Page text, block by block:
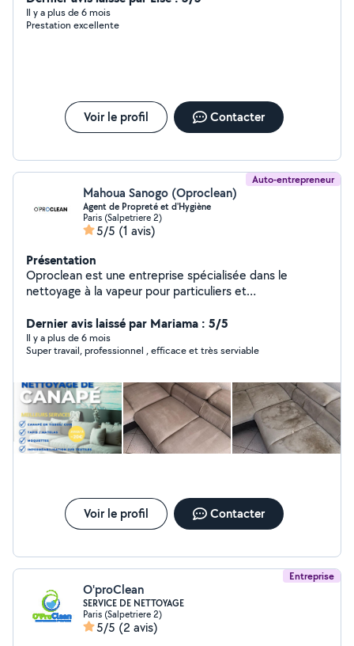
Il y a plus de 6 mois
Prestation excellente
Voir le profil Contacter
Auto-entrepreneur
Mahoua Sanogo (Oproclean)
Agent de Propreté et d'Hygiène
Paris (Salpetriere 2)
5/5 (1 avis)
Présentation
Oproclean est une entreprise spécialisée dans le
nettoyage à la vapeur pour particuliers et
écologique, nous éliminons saletés, bactéries et
allergènes sans produits chimiques. Rapide, efficace et
respectueux de l'environnement, Suprasteam redonne
Dernier avis laissé par Mariama : 5/5
Il y a plus de 6 mois
Super travail, professionnel , efficace et très serviable
Voir le profil Contacter
Entreprise
O'proClean
SERVICE DE NETTOYAGE
Paris (Salpetriere 2)
5/5 (2 avis)